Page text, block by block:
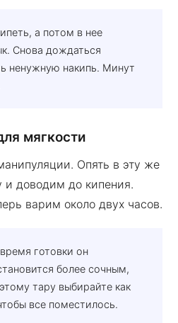
а потом в нее
Снова дождаться
ненужную накипь. Минут
мягкости
Опять в эту же
и доводим до кипения.
варим около двух часов.
готовки он
более сочным,
тару выбирайте как
все поместилось.